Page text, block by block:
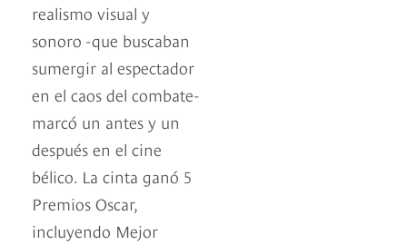
realismo visual y
sonoro -que buscaban
sumergir al espectador
en el caos del combate-
marcó un antes y un
después en el cine
bélico. La cinta ganó 5
Premios Oscar,
incluyendo Mejor